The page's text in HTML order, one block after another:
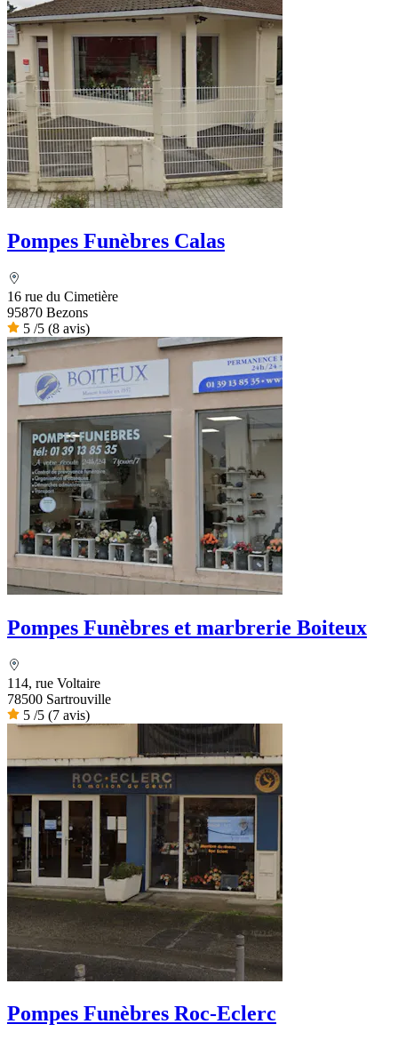
Pompes Funèbres Calas
16 rue du Cimetière
95870 Bezons
5 /5 (8 avis)
Pompes Funèbres et marbrerie Boiteux
114, rue Voltaire
78500 Sartrouville
5 /5 (7 avis)
Pompes Funèbres Roc-Eclerc